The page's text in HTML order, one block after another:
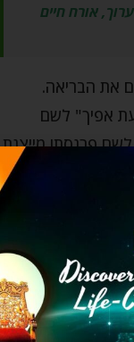
אורח חיים
את הבריאה.
אפיך" לשם
פרנסתו מייצגת
תפקידנו בחיים
פירוש הדבר
ממלאכה